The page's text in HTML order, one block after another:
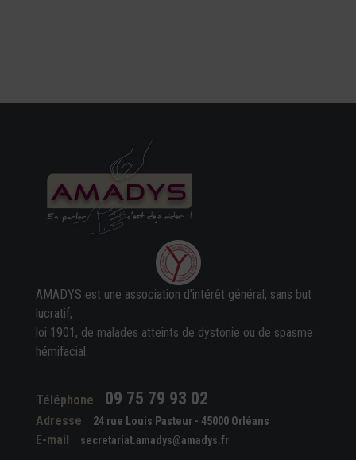
AMADYS est une association d'intérêt général, sans but
lucratif,
loi 1901, de malades atteints de dystonie ou de spasme
hémifacial.
Téléphone 09 75 79 93 02
Adresse 24 rue Louis Pasteur - 45000 Orléans
E-mail secretariat.amadys@amadys.fr